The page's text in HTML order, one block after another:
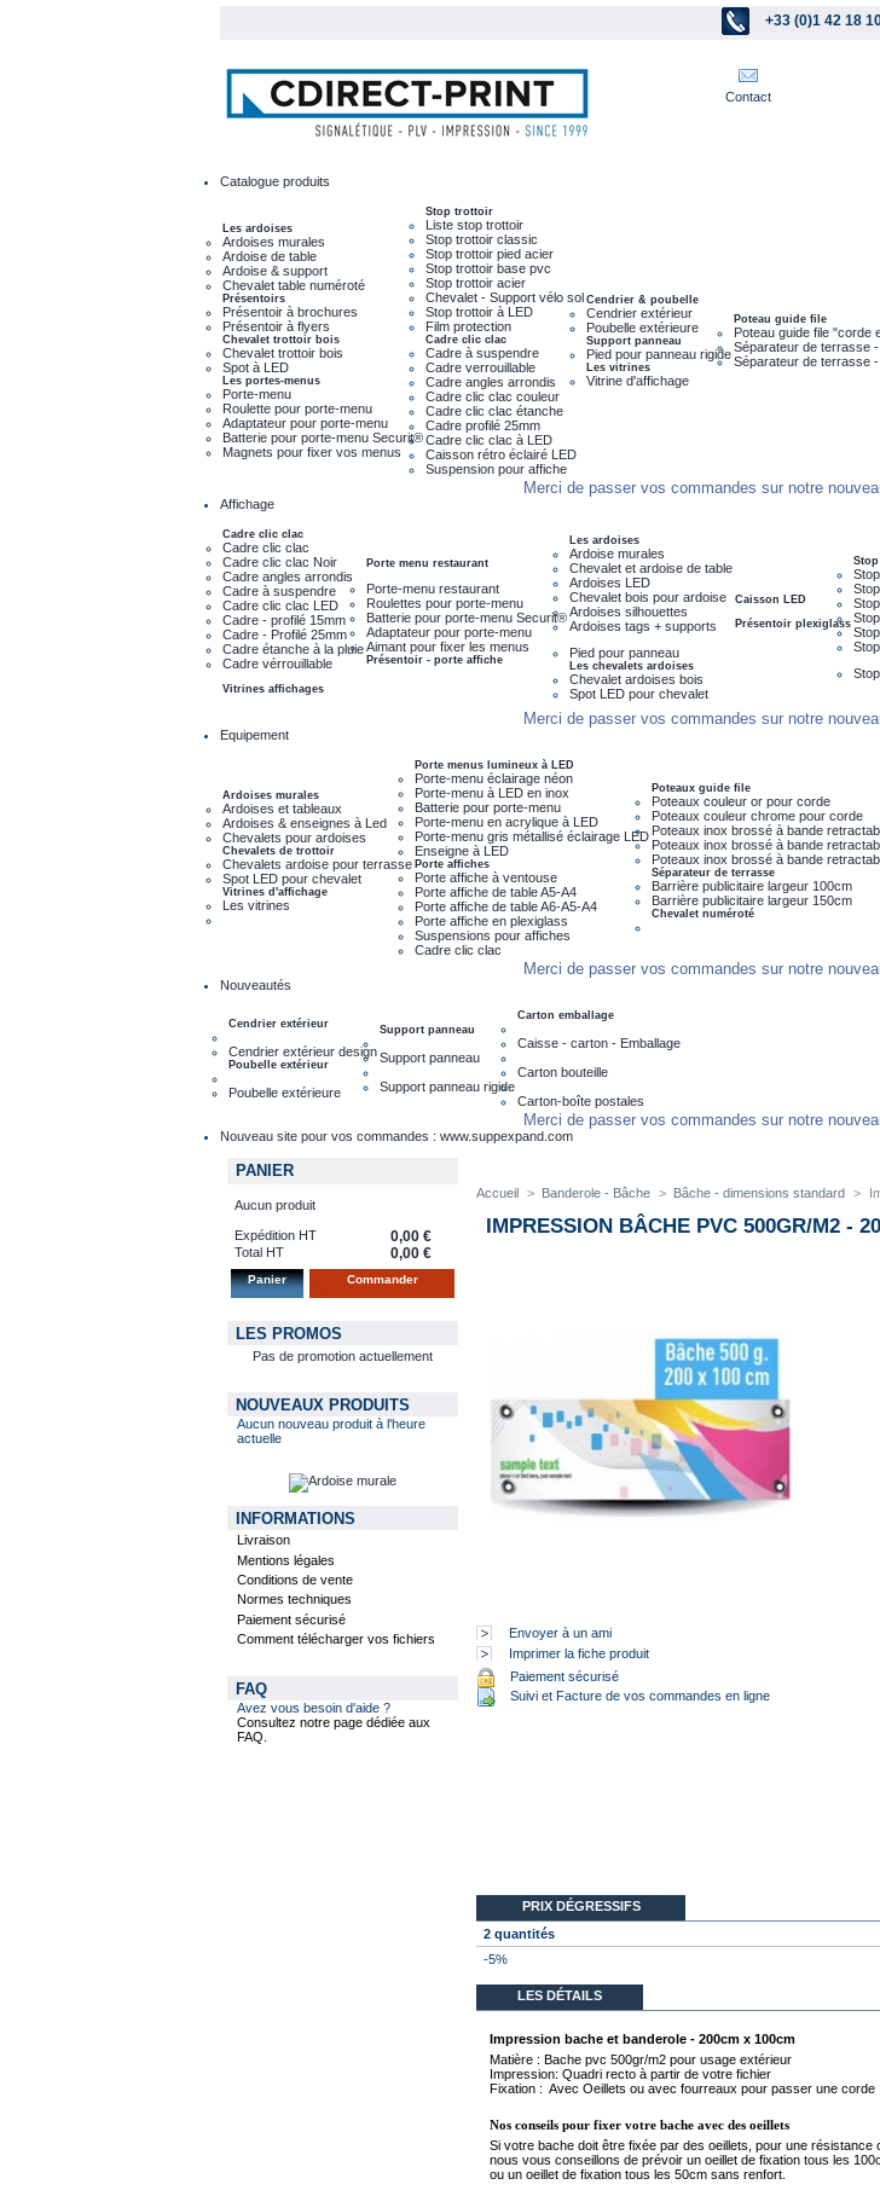
+33 (0)1 42 18
Contact
Catalogue produits
Les ardoises
Ardoises murales
Ardoise de table
Ardoise & support
Chevalet table numéroté
Présentoirs
Présentoir à brochures
Présentoir à flyers
Chevalet trottoir bois
Chevalet trottoir bois
Spot à LED
Les portes-menus
Porte-menu
Roulette pour porte-menu
Adaptateur pour porte-menu
Batterie pour porte-menu Securit®
Magnets pour fixer vos menus
Stop trottoir
Liste stop trottoir
Stop trottoir classic
Stop trottoir pied acier
Stop trottoir base pvc
Stop trottoir acier
Chevalet - Support vélo sol
Stop trottoir à LED
Film protection
Cadre clic clac
Cadre à suspendre
Cadre verrouillable
Cadre angles arrondis
Cadre clic clac couleur
Cadre clic clac étanche
Cadre profilé 25mm
Cadre clic clac à LED
Caisson rétro éclairé LED
Suspension pour affiche
Cendrier & poubelle
Cendrier extérieur
Poubelle extérieure
Support panneau
Pied pour panneau rigide
Les vitrines
Vitrine d'affichage
Poteau guide file
Poteau guide file "corde
Séparateur de terrasse
Séparateur de terrasse
Merci de passer vos commandes sur notre
Affichage
Cadre clic clac
Cadre clic clac
Cadre clic clac Noir
Cadre angles arrondis
Cadre à suspendre
Cadre clic clac LED
Cadre - profilé 15mm
Cadre - Profilé 25mm
Cadre étanche à la pluie
Cadre vérrouillable
Vitrines affichages
Porte menu restaurant
Porte-menu restaurant
Roulettes pour porte-menu
Batterie pour porte-menu Securit®
Adaptateur pour porte-menu
Aimant pour fixer les menus
Présentoir - porte affiche
Les ardoises
Ardoise murales
Chevalet et ardoise de table
Ardoises LED
Chevalet bois pour ardoise
Ardoises silhouettes
Ardoises tags + supports
Pied pour panneau
Les chevalets ardoises
Chevalet ardoises bois
Spot LED pour chevalet
Caisson LED
Présentoir plexiglass
Merci de passer vos commandes sur notre
Equipement
Ardoises murales
Ardoises et tableaux
Ardoises & enseignes à Led
Chevalets pour ardoises
Chevalets de trottoir
Chevalets ardoise pour terrasse
Spot LED pour chevalet
Vitrines d'affichage
Les vitrines
Porte menus lumineux à LED
Porte-menu éclairage néon
Porte-menu à LED en inox
Batterie pour porte-menu
Porte-menu en acrylique à LED
Porte-menu gris métallisé éclairage LED
Enseigne à LED
Porte affiches
Porte affiche à ventouse
Porte affiche de table A5-A4
Porte affiche de table A6-A5-A4
Porte affiche en plexiglass
Suspensions pour affiches
Cadre clic clac
Poteaux guide file
Poteaux couleur or pour corde
Poteaux couleur chrome pour corde
Poteaux inox brossé à bande
Poteaux inox brossé à bande
Poteaux inox brossé à bande
Séparateur de terrasse
Barrière publicitaire largeur 100cm
Barrière publicitaire largeur 150cm
Chevalet numéroté
Merci de passer vos commandes sur notre
Nouveautés
Cendrier extérieur
Cendrier extérieur design
Poubelle extérieur
Poubelle extérieure
Support panneau
Support panneau
Support panneau rigide
Carton emballage
Caisse - carton - Emballage
Carton bouteille
Carton-boîte postales
Merci de passer vos commandes sur notre
Nouveau site pour vos commandes : www.suppexpand.com
PANIER
Aucun produit
Expédition HT 0,00 €
Total HT 0,00 €
Panier Commander
LES PROMOS
Pas de promotion actuellement
NOUVEAUX PRODUITS
Aucun nouveau produit à l'heure
actuelle
INFORMATIONS
Livraison
Mentions légales
Conditions de vente
Normes techniques
Paiement sécurisé
Comment télécharger vos fichiers
FAQ
Avez vous besoin d'aide ?
Consultez notre page dédiée aux
FAQ.
Accueil > Banderole - Bâche > Bâche - dimensions standard >
IMPRESSION BÂCHE PVC 500GR/M2 -
Envoyer à un ami
Imprimer la fiche produit
Paiement sécurisé
Suivi et Facture de vos commandes en ligne
PRIX DÉGRESSIFS
2 quantités
-5%
LES DÉTAILS
Impression bache et banderole - 200cm x 100cm
Matière : Bache pvc 500gr/m2 pour usage extérieur
Impression: Quadri recto à partir de votre fichier
Fixation : Avec Oeillets ou avec fourreaux pour passer une corde
Nos conseils pour fixer votre bache avec des oeillets
Si votre bache doit être fixée par des oeillets, pour une résistance
nous vous conseillons de prévoir un oeillet de fixation tous les
ou un oeillet de fixation tous les 50cm sans renfort.